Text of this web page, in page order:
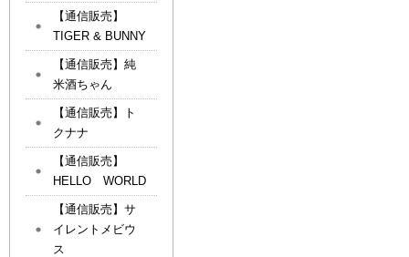
【通信販売】
TIGER & BUNNY
【通信販売】純
米酒ちゃん
【通信販売】ト
クナナ
【通信販売】
HELLO WORLD
【通信販売】サ
イレントメビウ
ス